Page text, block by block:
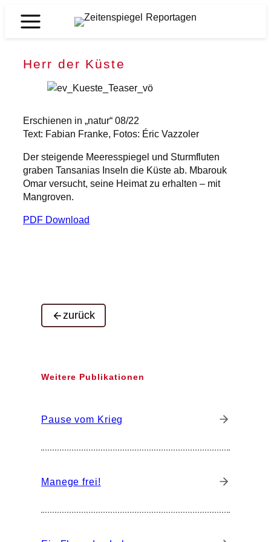
Inhalt
Zeitenspiegel
Herr der Küste
Erschienen in „natur“ 08/22
Text: Fabian Franke, Fotos: Éric Vazzoler
Der steigende Meeresspiegel und Sturmfluten
graben Tansanias Inseln die Küste ab. Mbarouk
Omar versucht, seine Heimat zu erhalten – mit
Mangroven.
PDF Download
zurück
Weitere Publikationen
Pause vom Krieg
Manege frei!